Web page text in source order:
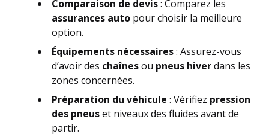
Comparaison de devis: Comparez les
assurances auto pour choisir la meilleure
option.
Équipements nécessaires: Assurez-vous
d’avoir des chaînesou pneus hiverdans les
zones concernées.
Préparation du véhicule : Vérifiez pression
des pneuset niveaux des fluides avant de
partir.